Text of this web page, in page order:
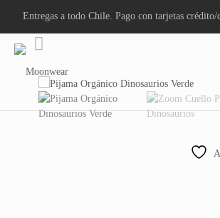
Entregas a todo Chile. Pago con tarjetas crédito/